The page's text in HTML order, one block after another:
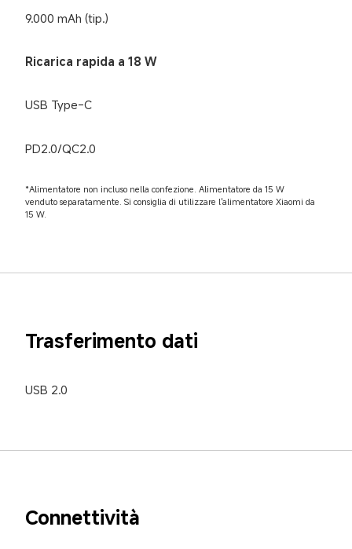
9.000 mAh (tip.)
Ricarica rapida a 18 W
USB Type-C
PD2.0/QC2.0
*Alimentatore non incluso nella confezione. Alimentatore da 15 W
venduto separatamente. Si consiglia di utilizzare l'alimentatore Xiaomi da
15 W.
Trasferimento dati
USB 2.0
Connettività